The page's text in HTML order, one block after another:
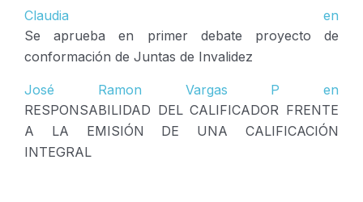
Claudia en
Se aprueba en primer debate proyecto de
conformación de Juntas de Invalidez
José Ramon Vargas P en
RESPONSABILIDAD DEL CALIFICADOR FRENTE
A LA EMISIÓN DE UNA CALIFICACIÓN
INTEGRAL